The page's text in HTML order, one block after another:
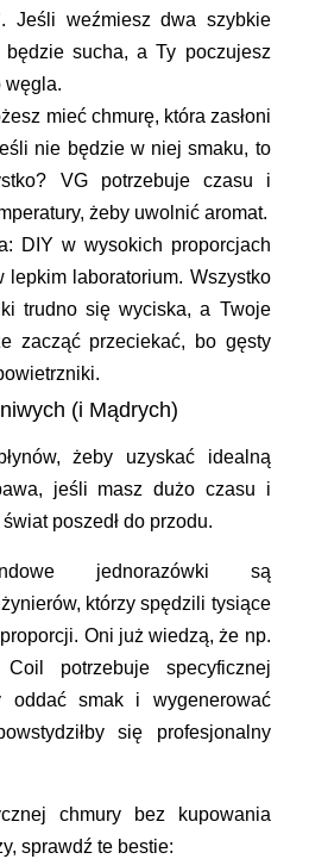
Jeśli weźmiesz dwa szybkie
będzie sucha, a Ty poczujesz
węgla.
mieć chmurę, która zasłoni
nie będzie w niej smaku, to
VG potrzebuje czasu i
żeby uwolnić aromat.
DIY w wysokich proporcjach
lepkim laboratorium. Wszystko
trudno się wyciska, a Twoje
zacząć przeciekać, bo gęsty
(i Mądrych)
żeby uzyskać idealną
jeśli masz dużo czasu i
poszedł do przodu.
jednorazówki są
którzy spędzili tysiące
Oni już wiedzą, że np.
potrzebuje specyficznej
oddać smak i wygenerować
się profesjonalny
chmury bez kupowania
sprawdź te bestie: